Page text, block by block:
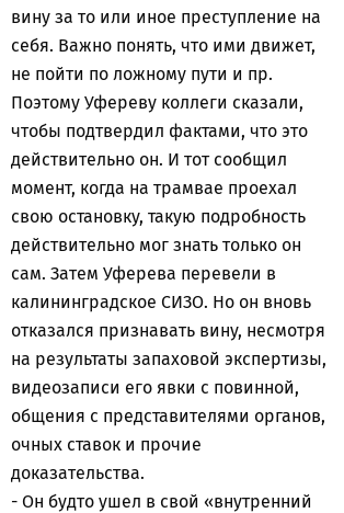
вину за то или иное преступление на
себя. Важно понять, что ими движет,
не пойти по ложному пути и пр.
Поэтому Уфереву коллеги сказали,
чтобы подтвердил фактами, что это
действительно он. И тот сообщил
момент, когда на трамвае проехал
свою остановку, такую подробность
действительно мог знать только он
сам. Затем Уферева перевели в
калининградское СИЗО. Но он вновь
отказался признавать вину, несмотря
на результаты запаховой экспертизы,
видеозаписи его явки с повинной,
общения с представителями органов,
очных ставок и прочие
доказательства.
- Он будто ушел в свой «внутренний